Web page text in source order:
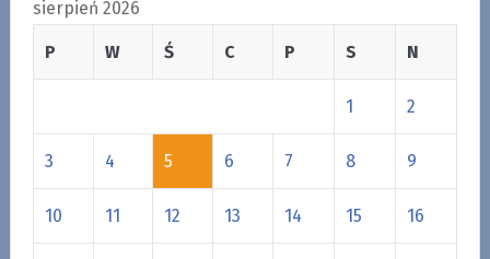
sierpień 2026
P W Ś C P S N
1 2
3 4 5 6 7 8 9
10 11 12 13 14 15 16